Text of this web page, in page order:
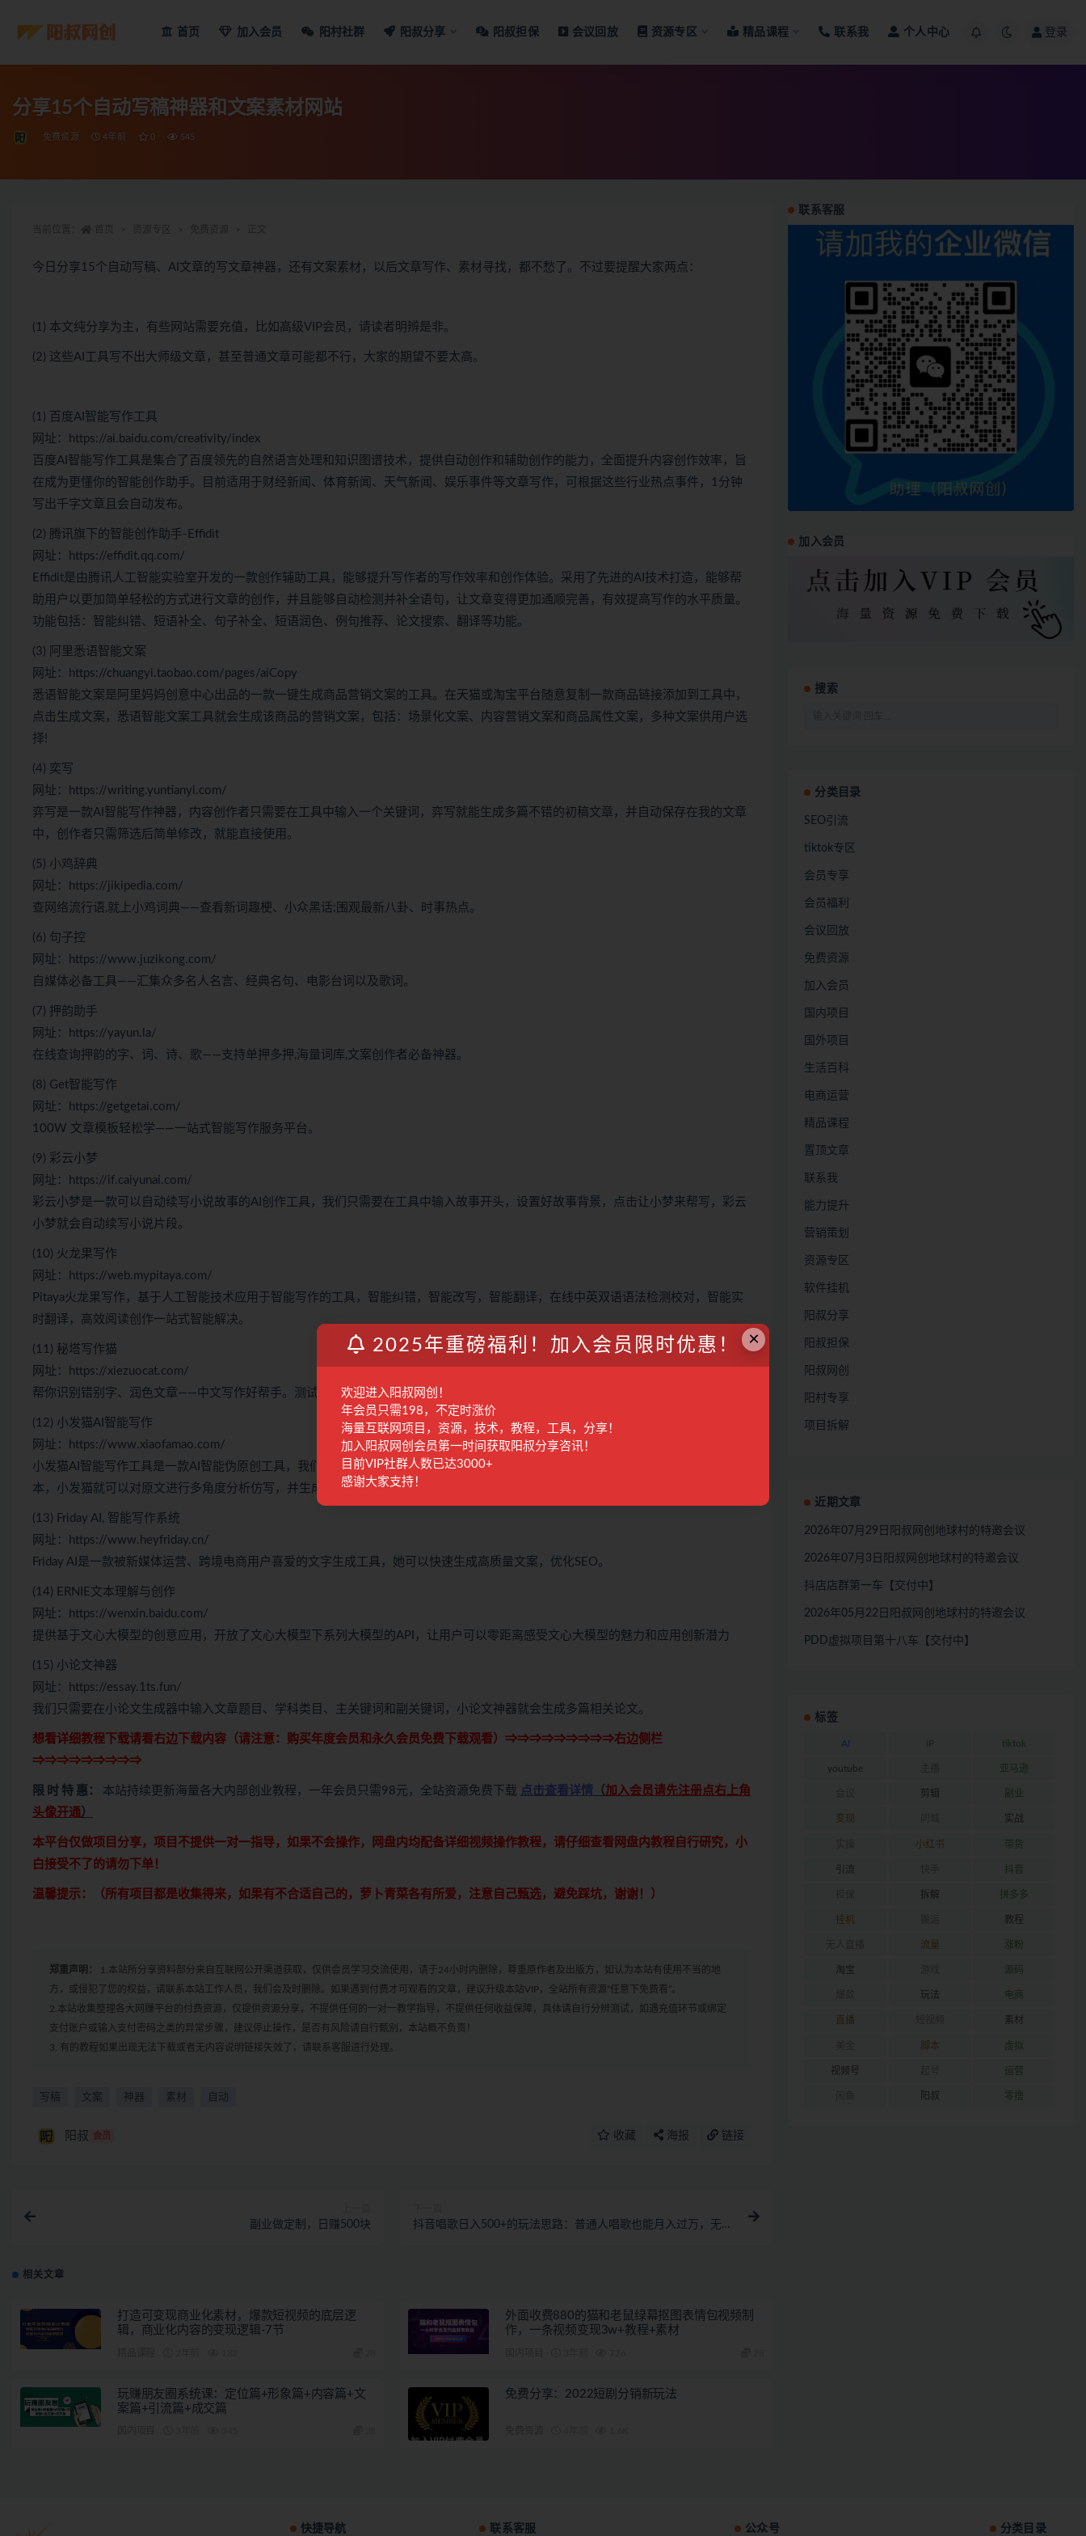
首页 加入会员 阳村社群 阳叔分享 阳叔担保 会议回放 资源专区 精品课程 联系我 个人中心 登录
分享15个自动写稿神器和文案素材网站
免费资源 4年前 0 545
今日分享15个自动写稿、AI文章的写文章神器，还有文案素材，以后文章写作、素材寻找，都不愁了。不过要提醒大家两点：
(1) 本文纯分享为主，有些网站需要充值，比如高级VIP会员，请读者明辨是非。
(2) 这些AI工具写不出大师级文章，甚至普通文章可能都不行，大家的期望不要太高。
(1) 百度AI智能写作工具
网址：https://ai.baidu.com/creativity/index
百度AI智能写作工具是集合了百度领先的自然语言处理和知识图谱技术，提供自动创作和辅助创作的能力，全面提升内容创作效率，旨
在成为更懂你的智能创作助手。目前适用于财经新闻、体育新闻、天气新闻、娱乐事件等文章写作，可根据这些行业热点事件，1分钟
写出千字文章且会自动发布。
(2) 腾讯旗下的智能创作助手-Effidit
网址：https://effidit.qq.com/
Effidit是由腾讯人工智能实验室开发的一款创作辅助工具，能够提升写作者的写作效率和创作体验。采用了先进的AI技术打造，能够帮
助用户以更加简单轻松的方式进行文章的创作，并且能够自动检测并补全语句，让文章变得更加通顺完善，有效提高写作的水平质量。
功能包括：智能纠错、短语补全、句子补全、短语润色、例句推荐、论文搜索、翻译等功能。
(3) 阿里悉语智能文案
网址：https://chuangyi.taobao.com/pages/aiCopy
悉语智能文案是阿里妈妈创意中心出品的一款一键生成商品营销文案的工具。在天猫或淘宝平台随意复制一款商品链接添加到工具中，
点击生成文案，悉语智能文案工具就会生成该商品的营销文案，包括：场景化文案、内容营销文案和商品属性文案，多种文案供用户选
择!
(4) 奕写
网址：https://writing.yuntianyi.com/
弈写是一款AI智能写作神器，内容创作者只需要在工具中输入一个关键词，弈写就能生成多篇不错的初稿文章，并自动保存在我的文章
中，创作者只需筛选后简单修改，就能直接使用。
(5) 小鸡辞典
网址：https://jikipedia.com/
查网络流行语,就上小鸡词典——查看新词趣梗、小众黑话;围观最新八卦、时事热点。
(6) 句子控
网址：https://www.juzikong.com/
自媒体必备工具——汇集众多名人名言、经典名句、电影台词以及歌词。
(7) 押韵助手
网址：https://yayun.la/
在线查询押韵的字、词、诗、歌——支持单押多押,海量词库,文案创作者必备神器。
(8) Get智能写作
网址：https://getgetai.com/
100W 文章模板轻松学——一站式智能写作服务平台。
(9) 彩云小梦
网址：https://if.caiyunai.com/
彩云小梦是一款可以自动续写小说故事的AI创作工具，我们只需要在工具中输入故事开头，设置好故事背景，点击让小梦来帮写，彩云
小梦就会自动续写小说片段。
(10) 火龙果写作
网址：https://web.mypitaya.com/
Pitaya火龙果写作，基于人工智能技术应用于智能写作的工具，智能纠错，智能改写，智能翻译，在线中英双语语法检测校对，智能实
时翻译，高效阅读创作一站式智能解决。
(11) 秘塔写作猫
网址：https://xiezuocat.com/
帮你识别错别字、润色文章——中文写作好帮手。测试过，注册有问题，不太好用。
(12) 小发猫AI智能写作
网址：https://www.xiaofamao.com/
小发猫AI智能写作工具是一款AI智能伪原创工具，我们只需要复制一篇文章并粘贴到小发猫AI智能写作工具中，并点击生成AI改写版
本，小发猫就可以对原文进行多角度分析仿写，并生成一篇全新的伪原创文章。
(13) Friday AI, 智能写作系统
网址：https://www.heyfriday.cn/
Friday AI是一款被新媒体运营、跨境电商用户喜爱的文字生成工具，她可以快速生成高质量文案，优化SEO。
(14) ERNIE文本理解与创作
网址：https://wenxin.baidu.com/
提供基于文心大模型的创意应用，开放了文心大模型下系列大模型的API，让用户可以零距离感受文心大模型的魅力和应用创新潜力
(15) 小论文神器
网址：https://essay.1ts.fun/
我们只需要在小论文生成器中输入文章题目、学科类目、主关键词和副关键词，小论文神器就会生成多篇相关论文。
想看详细教程下载请看右边下载内容（请注意： 购买年度会员和永久会员免费下载观看）⇒⇒⇒⇒⇒⇒⇒⇒⇒右边侧栏
⇒⇒⇒⇒⇒⇒⇒⇒⇒
限 时 特 惠： 本站持续更新海量各大内部创业教程，一年会员只需98元，全站资源免费下载 点击查看详情 （加入会员请先注册点右上角
头像开通）
本平台仅做项目分享，项目不提供一对一指导，如果不会操作，网盘内均配备详细视频操作教程，请仔细查看网盘内教程自行研究，小
白接受不了的请勿下单！
温馨提示：（所有项目都是收集得来，如果有不合适自己的，萝卜青菜各有所爱，注意自己甄选，避免踩坑，谢谢！）
郑重声明：
1.本站所分享资料部分来自互联网公开渠道获取，仅供会员学习交流使用，请于24小时内删除，尊重原作者及出版方，如认为本站有使用不当的地
方，或侵犯了您的权益，请联系本站工作人员，我们会及时删除。如果遇到付费才可观看的文章，建议升级本站VIP，全站所有资源“任意下免费看”。
2.本站收集整理各大网赚平台的付费资源，仅提供资源分享，不提供任何的一对一教学指导，不提供任何收益保障，具体请自行分辨测试，如遇充值环节或绑定
支付账户或输入支付密码之类的异常步骤，建议停止操作，是否有风险请自行甄别，本站概不负责！
3. 有的教程如果出现无法下载或者无内容说明链接失效了，请联系客服进行处理。
写稿 文案 神器 素材 自动
阳叔 会员 收藏 海报 链接
副业做定制，日赚500块
抖音唱歌日入500+的玩法思路：普通人唱歌也能月入过万，无私
相关文章
打造可变现商业化素材，爆款短视频的底层逻
辑，商业化内容的变现逻辑-7节
外面收费880的猫和老鼠绿幕抠图表情包视频制
作，一条视频变现3w+教程+素材
玩赚朋友圈系统课：定位篇+形象篇+内容篇+文
案篇+引流篇+成交篇
免费分享：2022短剧分销新玩法
联系客服
加入会员
搜索
分类目录
SEO引流
tiktok专区
会员专享
会员福利
会议回放
免费资源
加入会员
国内项目
国外项目
生活百科
电商运营
精品课程
置顶文章
联系我
能力提升
营销策划
资源专区
软件挂机
阳叔分享
阳叔担保
阳叔网创
阳村专享
项目拆解
近期文章
2026年07月29日阳叔网创地球村的特邀会议
2026年07月3日阳叔网创地球村的特邀会议
抖店店群第一车【交付中】
2026年05月22日阳叔网创地球村的特邀会议
PDD虚拟项目第十八车【交付中】
标签
AI IP tiktok
youtube 亚马逊
剪辑 副业
变现 实战
小红书 带货
引流 抖音
拆解 拼多多
挂机 教程
流量 涨粉
淘宝 源码
玩法 电商
直播 素材
脚本 虚拟
视频号 运营
阳叔 零撸
快捷导航 联系客服 公众号 分类目录
×
2025年重磅福利！加入会员限时优惠！
欢迎进入阳叔网创！
年会员只需198，不定时涨价
海量互联网项目，资源，技术，教程，工具，分享！
加入阳叔网创会员第一时间获取阳叔分享咨讯！
目前VIP社群人数已达3000+
感谢大家支持！